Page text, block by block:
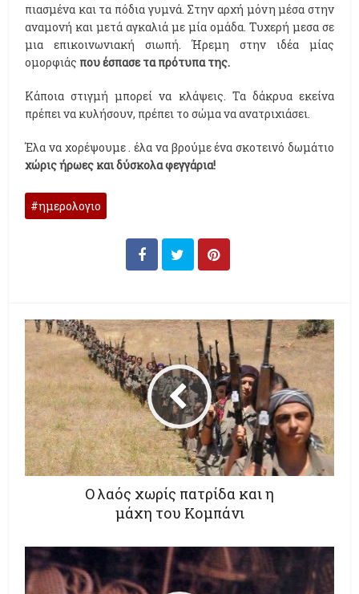
πιασμένα και τα πόδια γυμνά. Στην αρχή μόνη μέσα στην
αναμονή και μετά αγκαλιά με μία ομάδα. Τυχερή μεσα σε
μια επικοινωνιακή σιωπή. Ήρεμη στην ιδέα μίας
ομορφιάς που έσπασε τα πρότυπα της.
Κάποια στιγμή μπορεί να κλάψεις. Τα δάκρυα εκείνα
πρέπει να κυλήσουν, πρέπει το σώμα να ανατριχιάσει.
Έλα να χορέψουμε . έλα να βρούμε ένα σκοτεινό δωμάτιο
χώρις ήρωες και δύσκολα φεγγάρια!
ημερολογιο
Ο λαός χωρίς πατρίδα και η
μάχη του Κομπάνι